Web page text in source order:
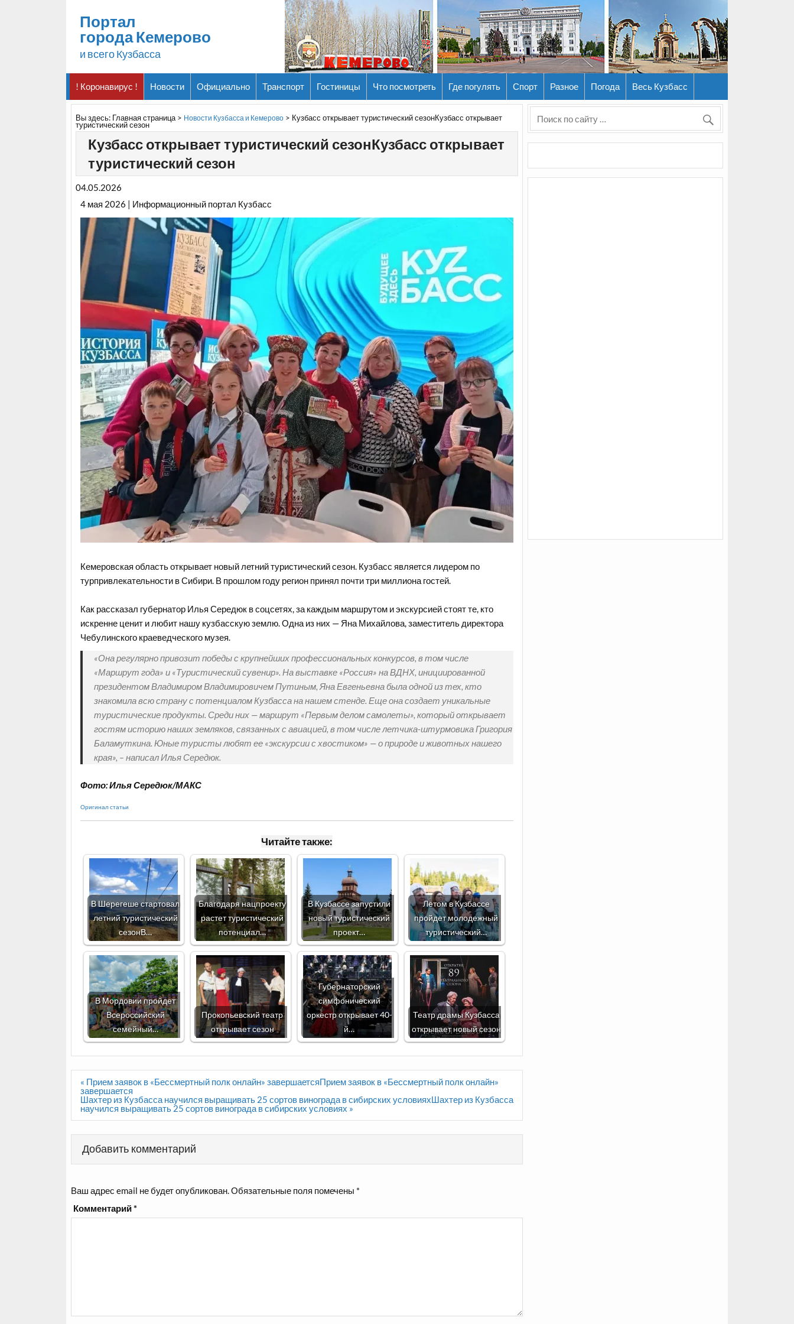
Портал
города Кемерово
и всего Кузбасса
! Коронавирус ! Новости Официально Транспорт Гостиницы Что посмотреть Где погулять Спорт Разное Погода Весь Кузбасс
Вы здесь: Главная страница> Новости Кузбасса и Кемерово > Кузбасс открывает туристический сезонКузбасс открывает
туристический сезон
Кузбасс открывает туристический сезонКузбасс открывает
туристический сезон
04.05.2026
4 мая 2026 | Информационный портал Кузбасс
Кемеровская область открывает новый летний туристический сезон. Кузбасс является лидером по
турпривлекательности в Сибири. В прошлом году регион принял почти три миллиона гостей.
Как рассказал губернатор Илья Середюк в соцсетях, за каждым маршрутом и экскурсией стоят те, кто
искренне ценит и любит нашу кузбасскую землю. Одна из них — Яна Михайлова, заместитель директора
Чебулинского краеведческого музея.
«Она регулярно привозит победы с крупнейших профессиональных конкурсов, в том числе
«Маршрут года» и «Туристический сувенир». На выставке «Россия» на ВДНХ, инициированной
президентом Владимиром Владимировичем Путиным, Яна Евгеньевна была одной из тех, кто
знакомила всю страну с потенциалом Кузбасса на нашем стенде. Еще она создает уникальные
туристические продукты. Среди них — маршрут «Первым делом самолеты», который открывает
гостям историю наших земляков, связанных с авиацией, в том числе летчика-штурмовика Григория
Баламуткина. Юные туристы любят ее «экскурсии с хвостиком» — о природе и животных нашего
края», – написал Илья Середюк.
Фото: Илья Середюк/МАКС
Оригинал статьи
Читайте также:
В Шерегеше стартовал
летний туристический
сезонВ…
Благодаря нацпроекту
растет туристический
потенциал…
В Кузбассе запустили
новый туристический
проект…
Летом в Кузбассе
пройдет молодежный
туристический…
В Мордовии пройдет
Всероссийский
семейный…
Прокопьевский театр
открывает сезон
Губернаторский
симфонический
оркестр открывает 40-
й…
Театр драмы Кузбасса
открывает новый сезон
Навигация
по
записям
« Прием заявок в «Бессмертный полк онлайн» завершаетсяПрием заявок в «Бессмертный полк онлайн»
завершается
Шахтер из Кузбасса научился выращивать 25 сортов винограда в сибирских условияхШахтер из Кузбасса
научился выращивать 25 сортов винограда в сибирских условиях »
Добавить комментарий
Ваш адрес email не будет опубликован.Обязательные поля помечены *
Комментарий*